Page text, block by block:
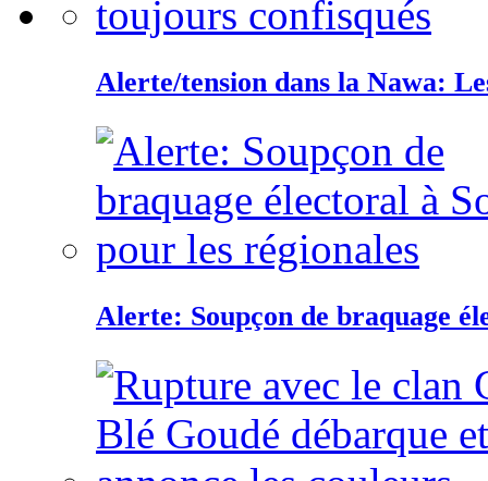
Alerte/tension dans la Nawa:
Alerte: Soupçon de braquage